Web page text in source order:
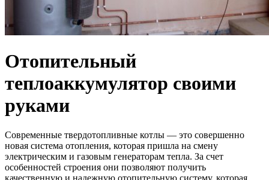
Отопительный
теплоаккумулятор своими
руками
Современные твердотопливные котлы — это совершенно
новая система отопления, которая пришла на смену
электрическим и газовым генераторам тепла. За счет
особенностей строения они позволяют получить
качественную и надежную отопительную систему, которая